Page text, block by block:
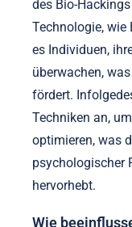
zunehmend als
Verbesserung
und der
Welche
Hacking-
Körper-Geist-
Bio-Hacking-
Trends wie